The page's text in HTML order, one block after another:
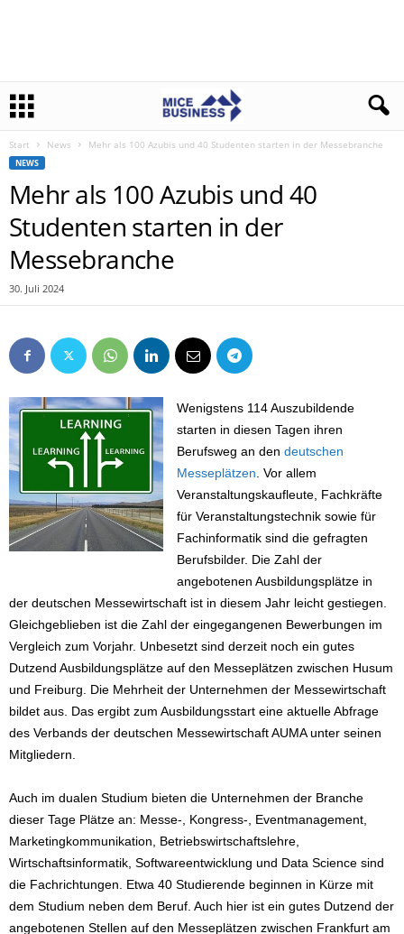
Start News Mehr als 100 Azubis und 40 Studenten starten in der Messebranche
NEWS
Mehr als 100 Azubis und 40
Studenten starten in der
Messebranche
30. Juli 2024
Wenigstens 114 Auszubildende
starten in diesen Tagen ihren
Berufsweg an dendeutschen
Messeplätzen . Vor allem
Veranstaltungskaufleute, Fachkräfte
für Veranstaltungstechnik sowie für
Fachinformatik sind die gefragten
Berufsbilder. Die Zahl der
angebotenen Ausbildungsplätze in
der deutschen Messewirtschaft ist in diesem Jahr leicht gestiegen.
Gleichgeblieben ist die Zahl der eingegangenen Bewerbungen im
Vergleich zum Vorjahr. Unbesetzt sind derzeit noch ein gutes
Dutzend Ausbildungsplätze auf den Messeplätzen zwischen Husum
und Freiburg. Die Mehrheit der Unternehmen der Messewirtschaft
bildet aus. Das ergibt zum Ausbildungsstart eine aktuelle Abfrage
des Verbands der deutschen Messewirtschaft AUMA unter seinen
Mitgliedern.
Auch im dualen Studium bieten die Unternehmen der Branche
dieser Tage Plätze an: Messe-, Kongress-, Eventmanagement,
Marketingkommunikation, Betriebswirtschaftslehre,
Wirtschaftsinformatik, Softwareentwicklung und Data Science sind
die Fachrichtungen. Etwa 40 Studierende beginnen in Kürze mit
dem Studium neben dem Beruf. Auch hier ist ein gutes Dutzend der
angebotenen Stellen auf den Messeplätzen zwischen Frankfurt am